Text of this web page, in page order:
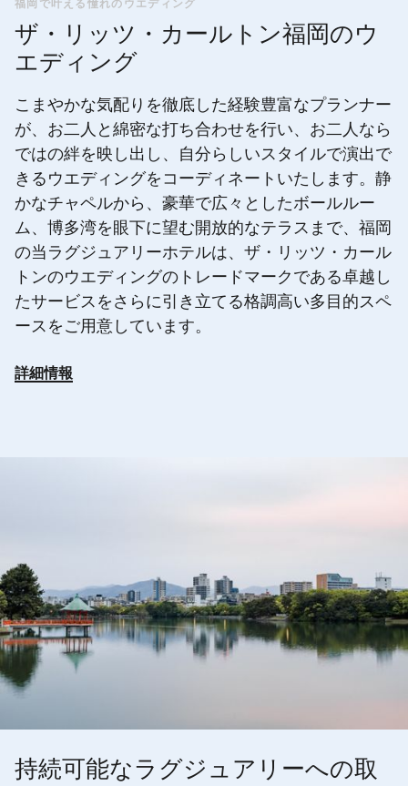
福岡で叶える憧れのウエディング
ザ・リッツ・カールトン福岡のウ
エディング
こまやかな気配りを徹底した経験豊富なプランナー
が、お二人と綿密な打ち合わせを行い、お二人なら
ではの絆を映し出し、自分らしいスタイルで演出で
きるウエディングをコーディネートいたします。静
かなチャペルから、豪華で広々としたボールルー
ム、博多湾を眼下に望む開放的なテラスまで、福岡
の当ラグジュアリーホテルは、ザ・リッツ・カール
トンのウエディングのトレードマークである卓越し
たサービスをさらに引き立てる格調高い多目的スペ
ースをご用意しています。
詳細情報
持続可能なラグジュアリーへの取